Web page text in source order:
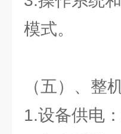
模式。
（五）、整
1.设备供电